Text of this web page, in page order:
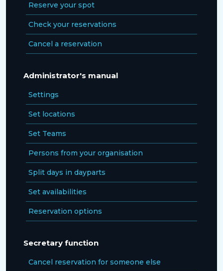
Reserve your spot
Check your reservations
Cancel a reservation
Administrator's manual
Settings
Set locations
Set Teams
Persons from your organisation
Split days in dayparts
Set availabilities
Reservation options
Secretary function
Cancel reservation for someone else